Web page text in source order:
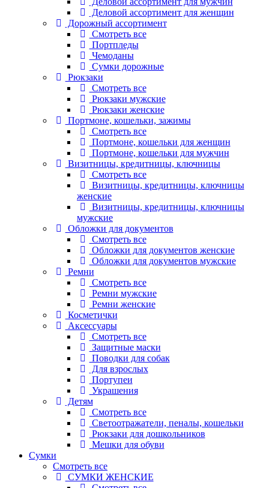
Деловой ассортимент для женщин
Дорожный ассортимент
Смотреть все
Портпледы
Чемоданы
Сумки дорожные
Рюкзаки
Смотреть все
Рюкзаки мужские
Рюкзаки женские
Портмоне, кошельки, зажимы
Смотреть все
Портмоне, кошельки для женщин
Портмоне, кошельки для мужчин
Визитницы, кредитницы, ключницы
Смотреть все
Визитницы, кредитницы, ключницы
женские
Визитницы, кредитницы, ключницы
мужские
Обложки для документов
Смотреть все
Обложки для документов женские
Обложки для документов мужские
Ремни
Смотреть все
Ремни мужские
Ремни женские
Косметички
Аксессуары
Смотреть все
Защитные маски
Поводки для собак
Для взрослых
Портупеи
Украшения
Детям
Смотреть все
Светоотражатели, пеналы, кошельки
Рюкзаки для дошкольников
Мешки для обуви
Сумки
Смотреть все
СУМКИ ЖЕНСКИЕ